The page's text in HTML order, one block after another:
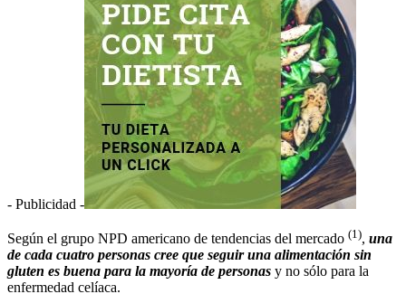
- Publicidad -
Según el grupo NPD americano de tendencias del mercado (1), una
de cada cuatro personas cree que seguir una alimentación sin
gluten es buena para la mayoría de personas y no sólo para la
enfermedad celíaca.